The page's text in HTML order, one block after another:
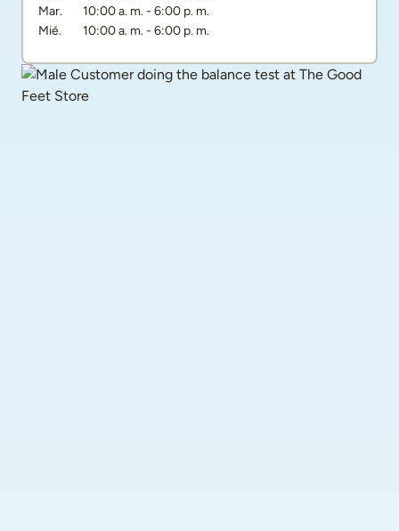
Mar.
10:00 a. m.- 6:00 p. m.
Mié.
10:00 a. m.- 6:00 p. m.